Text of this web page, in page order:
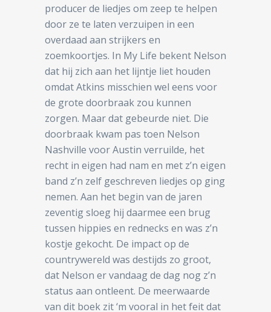
producer de liedjes om zeep te helpen
door ze te laten verzuipen in een
overdaad aan strijkers en
zoemkoortjes. In My Life bekent Nelson
dat hij zich aan het lijntje liet houden
omdat Atkins misschien wel eens voor
de grote doorbraak zou kunnen
zorgen. Maar dat gebeurde niet. Die
doorbraak kwam pas toen Nelson
Nashville voor Austin verruilde, het
recht in eigen had nam en met z’n eigen
band z’n zelf geschreven liedjes op ging
nemen. Aan het begin van de jaren
zeventig sloeg hij daarmee een brug
tussen hippies en rednecks en was z’n
kostje gekocht. De impact op de
countrywereld was destijds zo groot,
dat Nelson er vandaag de dag nog z’n
status aan ontleent. De meerwaarde
van dit boek zit ‘m vooral in het feit dat